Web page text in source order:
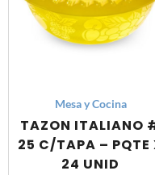
Mesa y Cocina
TAZON ITALIANO
25 C/TAPA – PQTE
24 UNID